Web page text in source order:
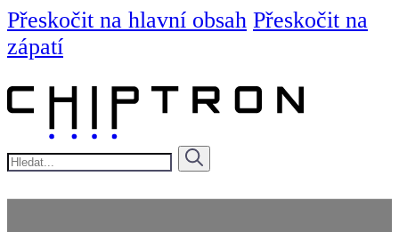
Přeskočit na hlavní obsah Přeskočit na
zápatí
Hledat